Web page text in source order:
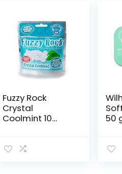
Fuzzy Rock
Crystal
Coolmint 10
50